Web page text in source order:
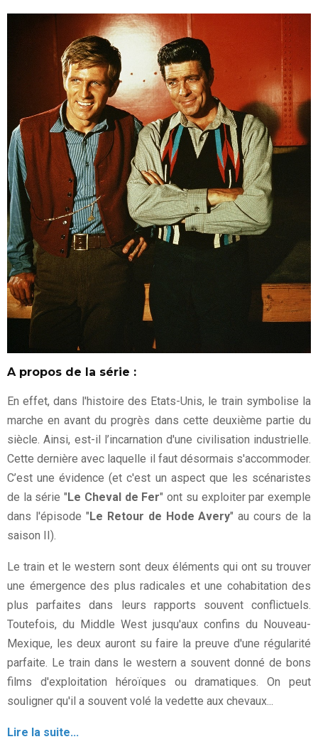
A propos de la série :
En effet, dans l'histoire des Etats-Unis, le train symbolise la
marche en avant du progrès dans cette deuxième partie du
siècle. Ainsi, est-il l’incarnation d'une civilisation industrielle.
Cette dernière avec laquelle il faut désormais s'accommoder.
C’est une évidence (et c'est un aspect que les scénaristes
de la série " Le Cheval de Fer" ont su exploiter par exemple
dans l'épisode " Le Retour de Hode Avery" au cours de la
saison II).
Le train et le western sont deux éléments qui ont su trouver
une émergence des plus radicales et une cohabitation des
plus parfaites dans leurs rapports souvent conflictuels.
Toutefois, du Middle West jusqu'aux confins du Nouveau-
Mexique, les deux auront su faire la preuve d'une régularité
parfaite. Le train dans le western a souvent donné de bons
films d'exploitation héroïques ou dramatiques. On peut
souligner qu'il a souvent volé la vedette aux chevaux...
Lire la suite...